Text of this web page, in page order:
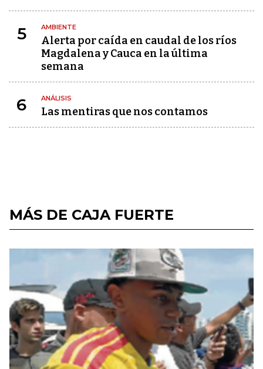
5 AMBIENTE
Alerta por caída en caudal de los ríos
Magdalena y Cauca en la última
semana
6 ANÁLISIS
Las mentiras que nos contamos
MÁS DE CAJA FUERTE